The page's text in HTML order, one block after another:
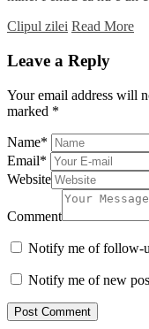
Clipul zilei Read More
Leave a Reply
Your email address will
marked *
Name*
Email*
Website
Comment
Notify me of follow-
Notify me of new